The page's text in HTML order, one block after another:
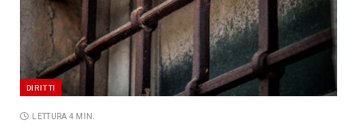
DIRITTI
LETTURA 4 MIN.